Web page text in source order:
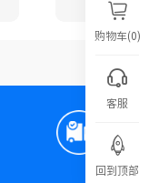
极速
购物车(0)
客服
回到顶部